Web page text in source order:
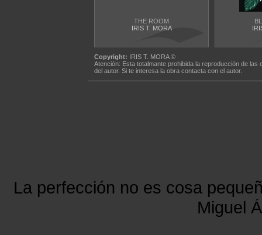
THE ROOM
IRIS T. MORA
Copyright: IRIS T. MORA ©
Atención: Esta totalmante prohibida la reproducción de
del autor. Si te interesa la obra contacta con el autor.
La perfección no es cosa
Miguel